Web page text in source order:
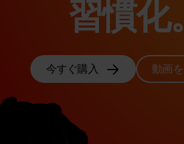
習慣化
今すぐ購入 動画